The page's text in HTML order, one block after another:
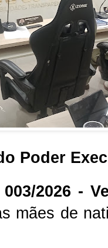
Poder
2026 -
mães de